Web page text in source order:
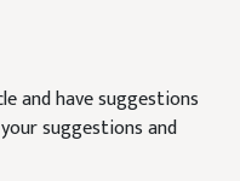
and have suggestions
suggestions and